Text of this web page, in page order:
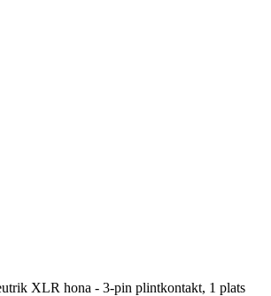
XLR hona - 3-pin plintkontakt, 1 plats